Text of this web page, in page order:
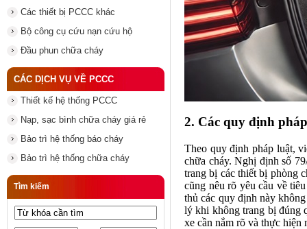
Các thiết bị PCCC khác
Bộ công cụ cứu nạn cứu hộ
Đầu phun chữa cháy
CÁC DỊCH VỤ VỀ PCCC
Thiết kế hệ thống PCCC
Nạp, sạc bình chữa cháy giá rẻ
Bảo trì hệ thống báo cháy
Bảo trì hệ thống chữa cháy
Tìm kiếm
2. Các quy định
Theo quy định pháp luật,
chữa cháy. Nghị định số
trang bị các thiết bị phòng
cũng nêu rõ yêu cầu về
thủ các quy định này
lý khi không trang bị đúng
xe cần nắm rõ và thực hiện